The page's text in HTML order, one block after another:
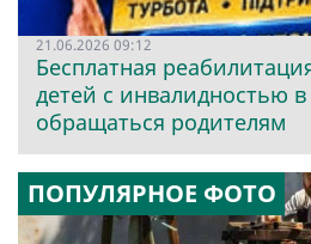
21.06.2026 09:12
Бесплатная
детей с инвалидностью
обращаться родителям
ПОПУЛЯРНОЕ ФОТО